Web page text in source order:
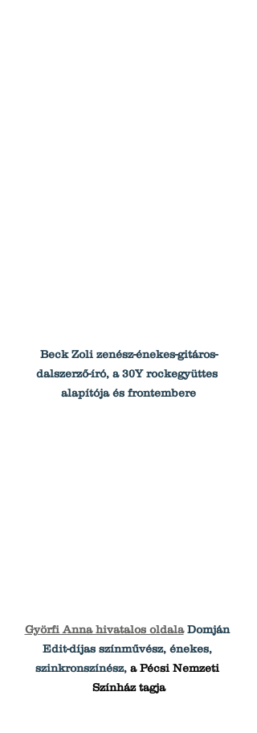
Beck Zoli zenész-énekes-gitáros-
dalszerző-író, a 30Y rockegyüttes
alapítója és frontembere
Györfi Anna hivatalos oldala Domján
Edit-díjas színművész, énekes,
szinkronszínész, a Pécsi Nemzeti
Színház tagja